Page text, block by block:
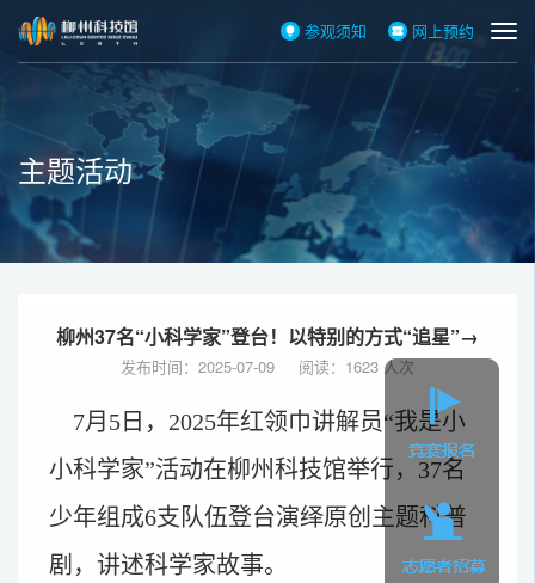
参观须知 网上预约
主题活动
柳州37名“小科学家”登台！以特别的方式“追星”→
发布时间：2025-07-09 阅读：1623 人次
7月5日，2025年红领巾讲解员“我是小
小科学家”活动在柳州科技馆举行，37名
少年组成6支队伍登台演绎原创主题科普
剧，讲述科学家故事。